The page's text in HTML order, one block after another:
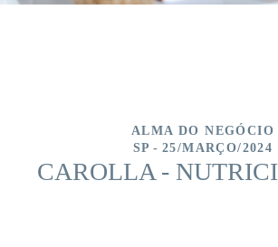
ALMA DO NEGÓCIO
SP
25/MARÇO/2024
CAROLLA -